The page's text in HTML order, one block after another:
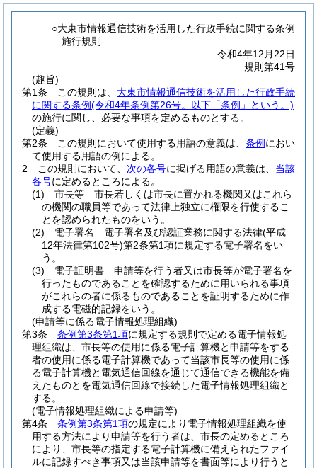
○大東市情報通信技術を活用した行政手続に関する条例
施行規則
令和4年12月22日
規則第41号
(趣旨)
第1条
この規則は、 大東市情報通信技術を活用した行政手続
に関する条例(令和4年条例第26号。以下「条例」という。)
の施行に関し、必要な事項を定めるものとする。
(定義)
第2条
この規則において使用する用語の意義は、 条例 におい
て使用する用語の例による。
2
この規則において、 次の各号に掲げる用語の意義は、 当該
各号に定めるところによる。
(1)
市長等 市長若しくは市長に置かれる機関又はこれら
の機関の職員等であって法律上独立に権限を行使するこ
とを認められたものをいう。
(2)
電子署名 電子署名及び認証業務に関する法律(平成
12年法律第102号)第2条第1項に規定する電子署名をい
う。
(3)
電子証明書 申請等を行う者又は市長等が電子署名を
行ったものであることを確認するために用いられる事項
がこれらの者に係るものであることを証明するために作
成する電磁的記録をいう。
(申請等に係る電子情報処理組織)
第3条
条例第3条第1項に規定する規則で定める電子情報処
理組織は、市長等の使用に係る電子計算機と申請等をする
者の使用に係る電子計算機であって当該市長等の使用に係
る電子計算機と電気通信回線を通じて通信できる機能を備
えたものとを電気通信回線で接続した電子情報処理組織と
する。
(電子情報処理組織による申請等)
第4条
条例第3条第1項の規定により電子情報処理組織を使
用する方法により申請等を行う者は、市長の定めるところ
により、市長等の指定する電子計算機に備えられたファイ
ルに記録すべき事項又は当該申請等を書面等により行うと